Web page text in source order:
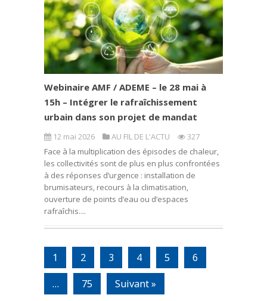
Webinaire AMF / ADEME – le 28 mai à
15h – Intégrer le rafraîchissement
urbain dans son projet de mandat
12 mai 2026 AU FIL DE L'ACTU
327
Face à la multiplication des épisodes de chaleur,
les collectivités sont de plus en plus confrontées
à des réponses d’urgence : installation de
brumisateurs, recours à la climatisation,
ouverture de points d’eau ou d’espaces
rafraîchis....
1 2 3 4 5
6
…
75 Suivant »